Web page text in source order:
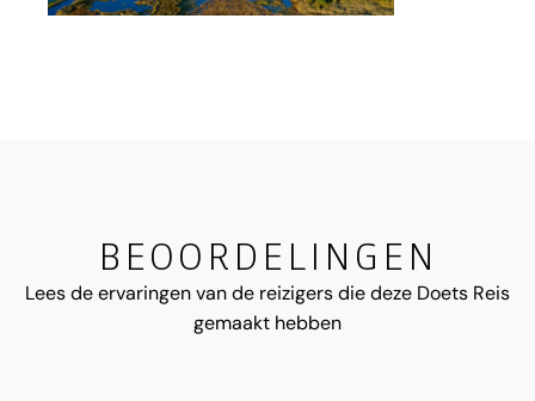
BEOORDELINGEN
Lees de ervaringen van de reizigers die deze Doets Reis
gemaakt hebben